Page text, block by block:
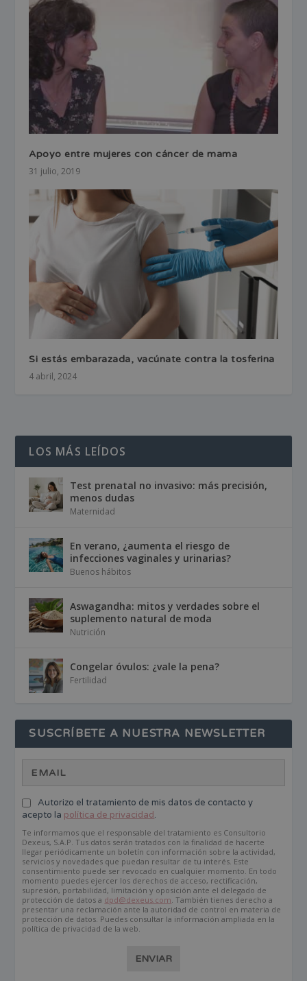
Apoyo entre mujeres con cáncer de mama
31 julio, 2019
Si estás embarazada, vacúnate contra la tosferina
4 abril, 2024
LOS MÁS LEÍDOS
Test prenatal no invasivo: más precisión,
menos dudas
Maternidad
En verano, ¿aumenta el riesgo de
infecciones vaginales y urinarias?
Buenos hábitos
Aswagandha: mitos y verdades sobre el
suplemento natural de moda
Nutrición
Congelar óvulos: ¿vale la pena?
Fertilidad
SUSCRÍBETE A NUESTRA NEWSLETTER
Autorizo el tratamiento de mis datos de contacto y
acepto la política de privacidad.
Te informamos que el responsable del tratamiento es Consultorio
Dexeus, S.A.P. Tus datos serán tratados con la finalidad de hacerte
llegar periódicamente un boletín con información sobre la actividad,
servicios y novedades que puedan resultar de tu interés. Este
consentimiento puede ser revocado en cualquier momento. En todo
momento puedes ejercer los derechos de acceso, rectificación,
supresión, portabilidad, limitación y oposición ante el delegado de
protección de datos a dpd@dexeus.com. También tienes derecho a
presentar una reclamación ante la autoridad de control en materia de
protección de datos. Puedes consultar la información ampliada en la
política de privacidad de la web.
ENVIAR